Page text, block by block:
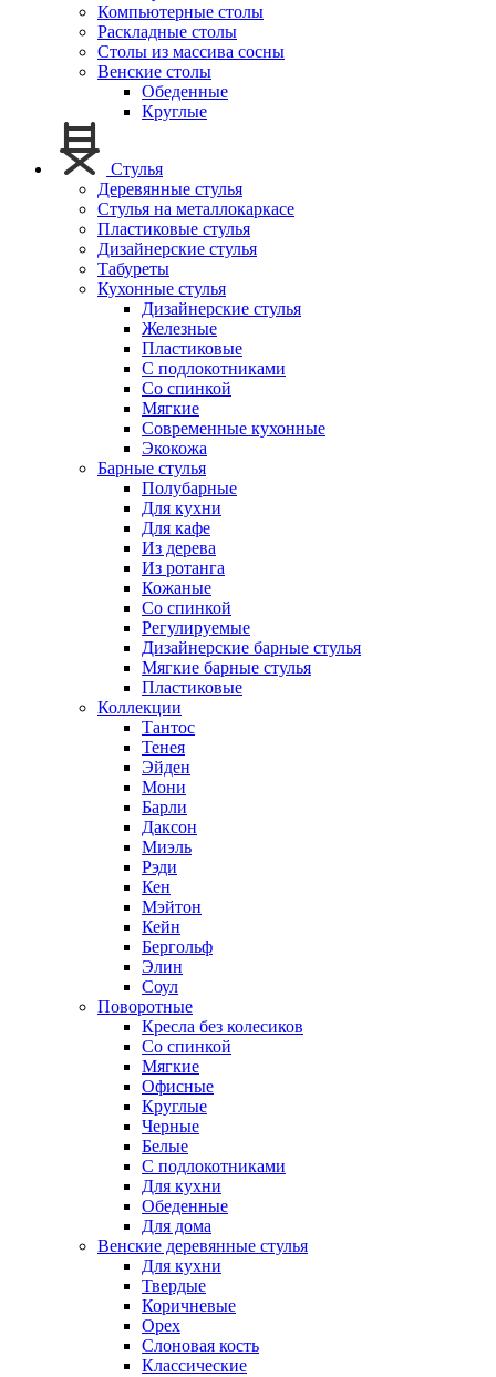
Компьютерные столы
Раскладные столы
Столы из массива сосны
Венские столы
Обеденные
Круглые
Стулья
Деревянные стулья
Стулья на металлокаркасе
Пластиковые стулья
Дизайнерские стулья
Табуреты
Кухонные стулья
Дизайнерские стулья
Железные
Пластиковые
С подлокотниками
Со спинкой
Мягкие
Современные кухонные
Экокожа
Барные стулья
Полубарные
Для кухни
Для кафе
Из дерева
Из ротанга
Кожаные
Со спинкой
Регулируемые
Дизайнерские барные стулья
Мягкие барные стулья
Пластиковые
Коллекции
Тантос
Тенея
Эйден
Мони
Барли
Даксон
Миэль
Рэди
Кен
Мэйтон
Кейн
Бергольф
Элин
Соул
Поворотные
Кресла без колесиков
Со спинкой
Мягкие
Офисные
Круглые
Черные
Белые
С подлокотниками
Для кухни
Обеденные
Для дома
Венские деревянные стулья
Для кухни
Твердые
Коричневые
Орех
Слоновая кость
Классические